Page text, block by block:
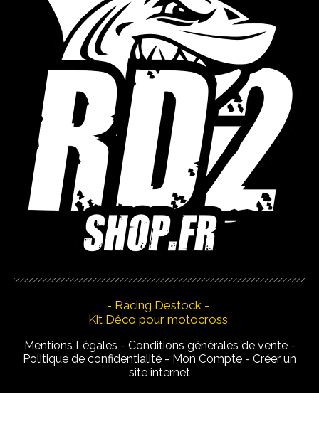
- Racing Destock -
Kit Déco pour motocross
Mentions Légales
Conditions générales de vente
Politique de confidentialité
Mon Compte
Créer un
site internet